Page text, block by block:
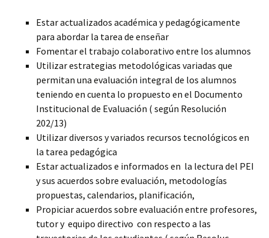
Estar actualizados académica y pedagógicamente
para abordar la tarea de enseñar
Fomentar el trabajo colaborativo entre los alumnos
Utilizar estrategias metodológicas variadas que
permitan una evaluación integral de los alumnos
teniendo en cuenta lo propuesto en el Documento
Institucional de Evaluación ( según Resolución
202/13)
Utilizar diversos y variados recursos tecnológicos en
la tarea pedagógica
Estar actualizados e informados en la lectura del PEI
y sus acuerdos sobre evaluación, metodologías
propuestas, calendarios, planificación,
Propiciar acuerdos sobre evaluación entre profesores,
tutor y equipo directivo con respecto a las